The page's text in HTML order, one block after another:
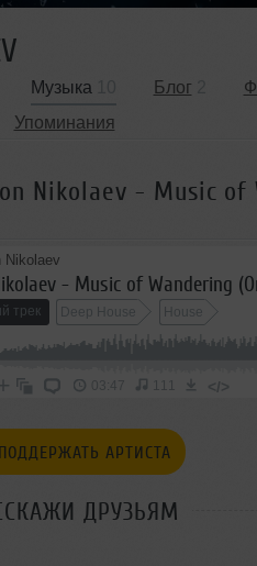
Музыка Блог
Упоминания
Nikolaev - Music of
Nikolaev
- Music of Wandering
трек Deep House House
03:47 </>
АРТИСТА
ДРУЗЬЯМ